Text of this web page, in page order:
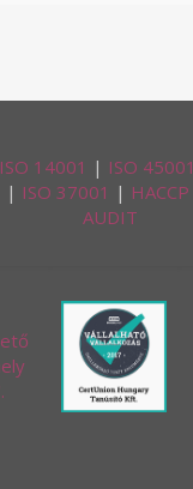
ISO 14001 | ISO 45001
| ISO 37001 | HACCP
AUDIT